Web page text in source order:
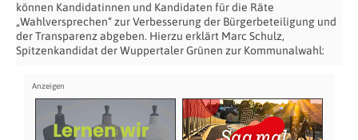
können Kandidatinnen und Kandidaten für die Räte
„Wahlversprechen“ zur Verbesserung der Bürgerbeteiligung und
der Transparenz abgeben. Hierzu erklärt Marc Schulz,
Spitzenkandidat der Wuppertaler Grünen zur Kommunalwahl: